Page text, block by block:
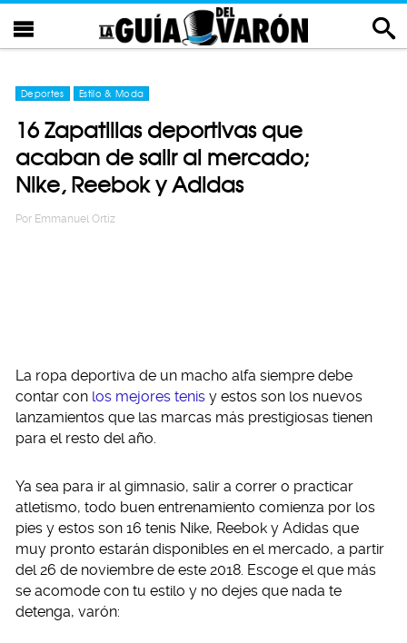
Deportes Estilo & Moda
16 Zapatillas deportivas que
acaban de salir al mercado;
Nike, Reebok y Adidas
Por Emmanuel Ortiz
La ropa deportiva de un macho alfa siempre debe
contar con los mejores tenis y estos son los nuevos
lanzamientos que las marcas más prestigiosas tienen
para el resto del año.
Ya sea para ir al gimnasio, salir a correr o practicar
atletismo, todo buen entrenamiento comienza por los
pies y estos son 16 tenis Nike, Reebok y Adidas que
muy pronto estarán disponibles en el mercado, a partir
del 26 de noviembre de este 2018. Escoge el que más
se acomode con tu estilo y no dejes que nada te
detenga, varón: